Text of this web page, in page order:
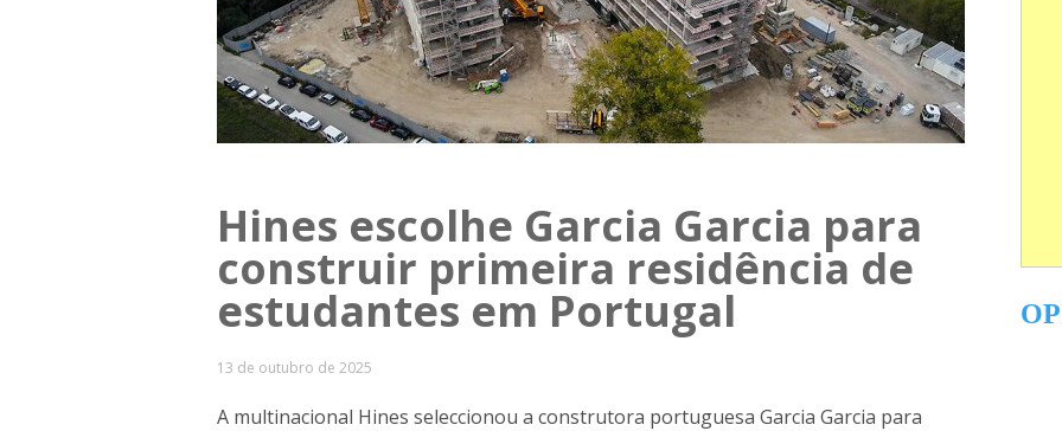
Hines escolhe Garcia Garcia para
construir primeira residência de
estudantes em Portugal
13 de outubro de 2025
A multinacional Hines seleccionou a construtora portuguesa Garcia Garcia para